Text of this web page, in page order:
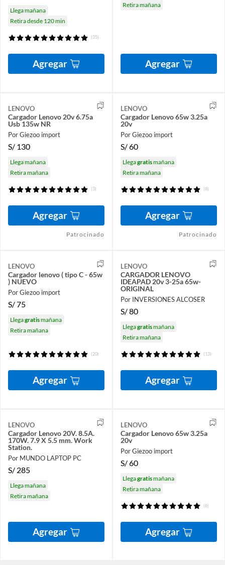
Llega mañana
Retira desde 120 min
(35)
Agregar
Retira mañana
Agregar
LENOVO
Cargador Lenovo 20v 6.75a
Usb 135w NR
Por Giezoo import
S/ 130
Llega mañana
Retira mañana
(3)
Agregar
Patrocinado
LENOVO
Cargador Lenovo 65w 3.25a
20v
Por Giezoo import
S/60
Llegagratismañana
Retira mañana
(6)
Agregar
Patrocinado
LENOVO
Cargador lenovo ( tipo C - 65w
) NUEVO
Por Giezoo import
S/75
Llegagratismañana
Retira mañana
(20)
Agregar
LENOVO
CARGADOR LENOVO
IDEAPAD 20v 3-25a 65w-
ORIGINAL
Por INVERSIONES ALCOSER
S/80
Llegagratismañana
Retira mañana
(13)
Agregar
LENOVO
Cargador Lenovo 20V. 8.5A.
170W. 7.9 X 5.5 mm. Work
Station.
Por MUNDO LAPTOP PC
S/ 285
Llega mañana
Retira mañana
Agregar
LENOVO
Cargador Lenovo 65w 3.25a
20v
Por Giezoo import
S/60
Llegagratismañana
Retira mañana
(6)
Agregar